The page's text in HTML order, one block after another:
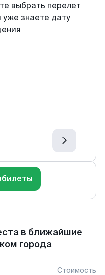
выбрать перелет
уже знаете дату
в ближайшие
города
Стоимость